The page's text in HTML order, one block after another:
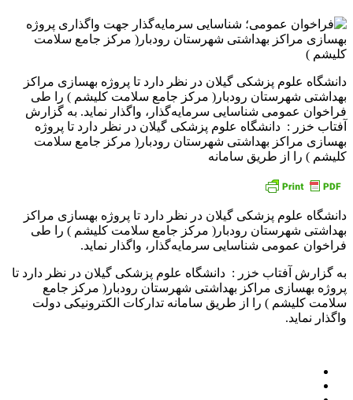
دانشگاه علوم پزشکی گیلان در نظر دارد تا پروژه بهسازی مراکز
بهداشتی شهرستان رودبار( مرکز جامع سلامت کلیشم ) را طی
فراخوان عمومی شناسایی سرمایه‌گذار، واگذار نماید. به گزارش
آفتاب خزر : دانشگاه علوم پزشکی گیلان در نظر دارد تا پروژه
بهسازی مراکز بهداشتی شهرستان رودبار( مرکز جامع سلامت
کلیشم ) را از طریق سامانه
دانشگاه علوم پزشکی گیلان در نظر دارد تا پروژه بهسازی مراکز
بهداشتی شهرستان رودبار( مرکز جامع سلامت کلیشم ) را طی
فراخوان عمومی شناسایی سرمایه‌گذار، واگذار نماید.
به گزارش آفتاب خزر : دانشگاه علوم پزشکی گیلان در نظر دارد تا
پروژه بهسازی مراکز بهداشتی شهرستان رودبار( مرکز جامع
سلامت کلیشم ) را از طریق سامانه تدارکات الکترونیکی دولت
واگذار نماید.